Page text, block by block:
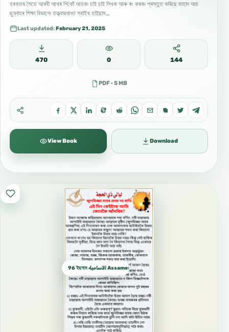
হৰকতৰ সৈতে আৰবী আখৰ শিকোঁ আহক৷ চাই চাই লিখক আৰু ৰং কৰক৷ প্ৰস্তুত কৰিছে মাহাদ আচ
ছুন্নাহৰ শিক্ষা বিভাগে৷ তত্ত্বাৱধানত শ্বাইখ হাইছাম…
Last updated:February 21, 2025
470 0 144
PDF · 5 MB
View Book Download
96 ইছলাম الآسامية Assamese اسامية